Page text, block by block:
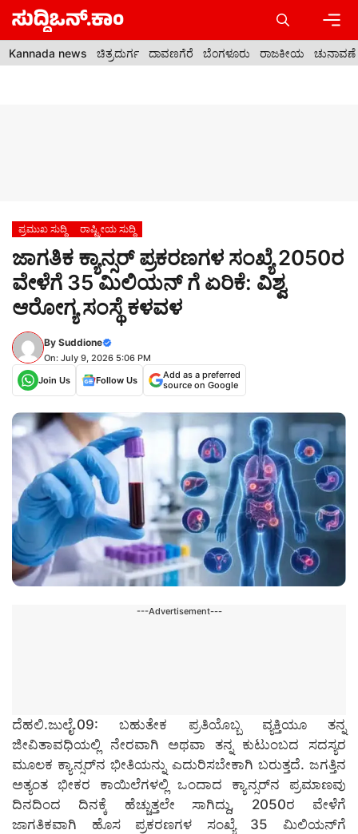
Skip
content
Kannada news ಚಿತ್ರದುರ್ಗ ದಾವಣಗೆರೆ ಬೆಂಗಳೂರು ರಾಜಕೀಯ ಚುನಾವಣೆ
ಪ್ರಮುಖ ಸುದ್ದಿ ರಾಷ್ಟ್ರೀಯ ಸುದ್ದಿ
ಜಾಗತಿಕ ಕ್ಯಾನ್ಸರ್ ಪ್ರಕರಣಗಳ ಸಂಖ್ಯೆ 2050ರ
ವೇಳೆಗೆ 35 ಮಿಲಿಯನ್‌ ಗೆ ಏರಿಕೆ: ವಿಶ್ವ
ಆರೋಗ್ಯ ಸಂಸ್ಥೆ ಕಳವಳ
By Suddione
On: July 9, 2026 5:06 PM
Join Us
Follow Us
Add as a preferred
source on Google
---Advertisement---
ದೆಹಲಿ.ಜುಲೈ.09: ಬಹುತೇಕ ಪ್ರತಿಯೊಬ್ಬ ವ್ಯಕ್ತಿಯೂ ತನ್ನ
ಜೀವಿತಾವಧಿಯಲ್ಲಿ ನೇರವಾಗಿ ಅಥವಾ ತನ್ನ ಕುಟುಂಬದ ಸದಸ್ಯರ
ಮೂಲಕ ಕ್ಯಾನ್ಸರ್‌ನ ಭೀತಿಯನ್ನು ಎದುರಿಸಬೇಕಾಗಿ ಬರುತ್ತದೆ. ಜಗತ್ತಿನ
ಅತ್ಯಂತ ಭೀಕರ ಕಾಯಿಲೆಗಳಲ್ಲಿ ಒಂದಾದ ಕ್ಯಾನ್ಸರ್‌ನ ಪ್ರಮಾಣವು
ದಿನದಿಂದ ದಿನಕ್ಕೆ ಹೆಚ್ಚುತ್ತಲೇ ಸಾಗಿದ್ದು, 2050ರ ವೇಳೆಗೆ
ಜಾಗತಿಕವಾಗಿ ಹೊಸ ಪ್ರಕರಣಗಳ ಸಂಖ್ಯೆ 35 ಮಿಲಿಯನ್‌ಗೆ